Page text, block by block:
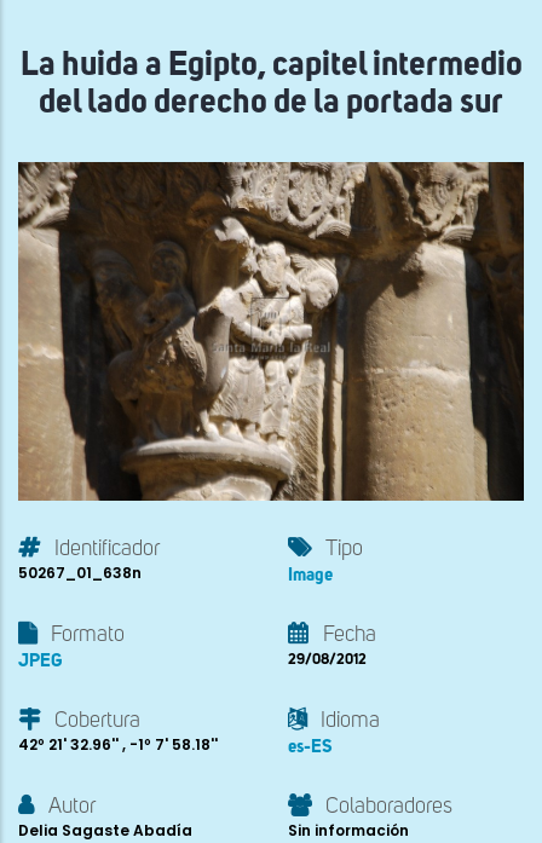
La huida a Egipto, capitel intermedio
del lado derecho de la portada sur
Identificador
50267_01_638n
Tipo
Image
Formato
JPEG
Fecha
29/08/2012
Cobertura
42º 21' 32.96'' , -1º 7' 58.18''
Idioma
es-ES
Autor
Delia Sagaste Abadía
Colaboradores
Sin información